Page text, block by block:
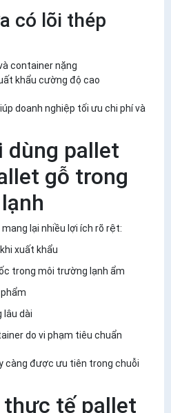
có lõi thép
container nặng
khẩu cường độ cao
doanh nghiệp tối ưu chi phí và
dùng pallet
gỗ trong
lại nhiều lợi ích rõ rệt:
xuất khẩu
trong môi trường lạnh ẩm
lâu dài
do vi phạm tiêu chuẩn
càng được ưu tiên trong chuỗi
thực tế pallet